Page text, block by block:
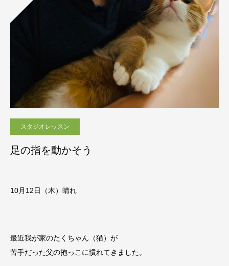
スタジオレッスン
足の指を動かそう
10月12日（木）晴れ
最近我が家のたくちゃん（猫）が
苦手だった父の抱っこに慣れてきました。